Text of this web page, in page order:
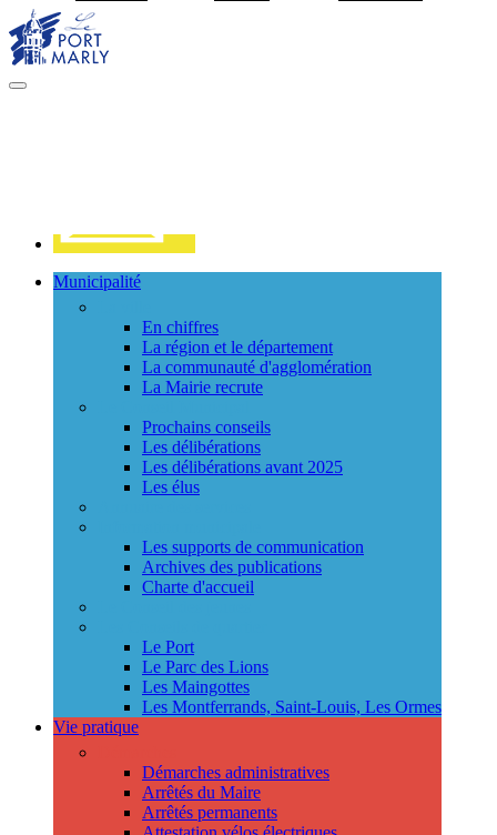
MENU
Municipalité
En chiffres
La région et le département
La communauté d'agglomération
La Mairie recrute
Prochains conseils
Les délibérations
Les délibérations avant 2025
Les élus
Les supports de communication
Archives des publications
Charte d'accueil
Le Port
Le Parc des Lions
Les Maingottes
Les Montferrands, Saint-Louis, Les Ormes
Vie pratique
Démarches administratives
Arrêtés du Maire
Arrêtés permanents